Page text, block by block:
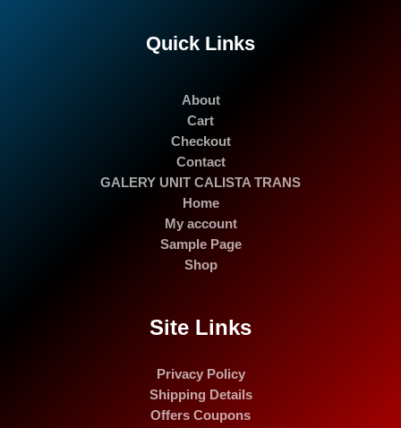
Quick Links
About
Cart
Checkout
Contact
GALERY UNIT CALISTA TRANS
Home
My account
Sample Page
Shop
Site Links
Privacy Policy
Shipping Details
Offers Coupons